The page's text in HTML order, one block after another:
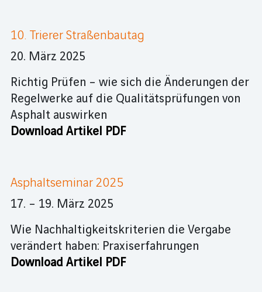
10. Trierer Straßenbautag
20. März 2025
Richtig Prüfen – wie sich die Änderungen der
Regelwerke auf die Qualitätsprüfungen von
Asphalt auswirken
Download Artikel PDF
Asphaltseminar 2025
17. – 19. März 2025
Wie Nachhaltigkeitskriterien die Vergabe
verändert haben: Praxiserfahrungen
Download Artikel PDF